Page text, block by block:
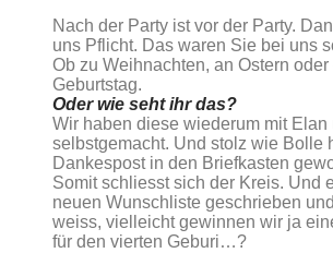
Nach der Party ist vor der Party.
uns Pflicht. Das waren Sie bei uns
Ob zu Weihnachten, an Ostern
Geburtstag.
Oder wie seht ihr das?
Wir haben diese wiederum mit Elan
selbstgemacht. Und stolz wie Bolle
Dankespost in den Briefkasten
Somit schliesst sich der Kreis. Und
neuen Wunschliste geschrieben
weiss, vielleicht gewinnen wir ja
für den vierten Geburi…?